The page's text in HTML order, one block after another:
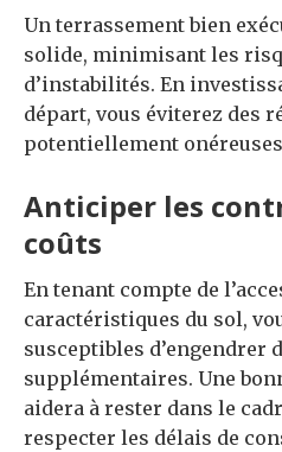
Un terrassement bien
solide, minimisant les
d’instabilités. En
départ, vous éviterez des
potentiellement onéreuses
Anticiper les
coûts
En tenant compte de
caractéristiques du sol,
susceptibles d’engendrer
supplémentaires. Une
aidera à rester dans le
respecter les délais de